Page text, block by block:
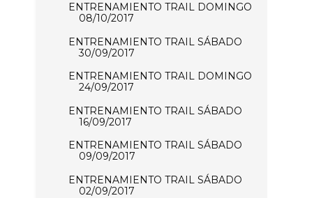
ENTRENAMIENTO TRAIL DOMINGO
08/10/2017
ENTRENAMIENTO TRAIL SÁBADO
30/09/2017
ENTRENAMIENTO TRAIL DOMINGO
24/09/2017
ENTRENAMIENTO TRAIL SÁBADO
16/09/2017
ENTRENAMIENTO TRAIL SÁBADO
09/09/2017
ENTRENAMIENTO TRAIL SÁBADO
02/09/2017